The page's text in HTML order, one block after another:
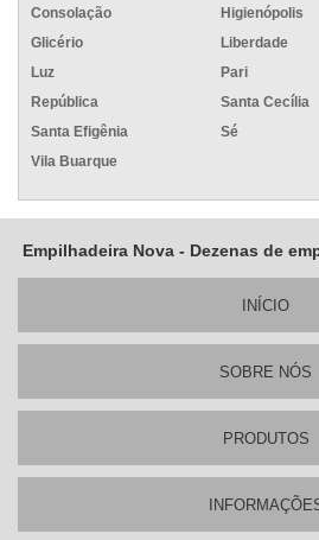
Consolação
Higienópolis
Glicério
Liberdade
Luz
Pari
República
Santa Cecília
Santa Efigênia
Sé
Vila Buarque
Empilhadeira Nova - Dezenas de
INÍ­CIO
SOBRE NÓS
PRODUTOS